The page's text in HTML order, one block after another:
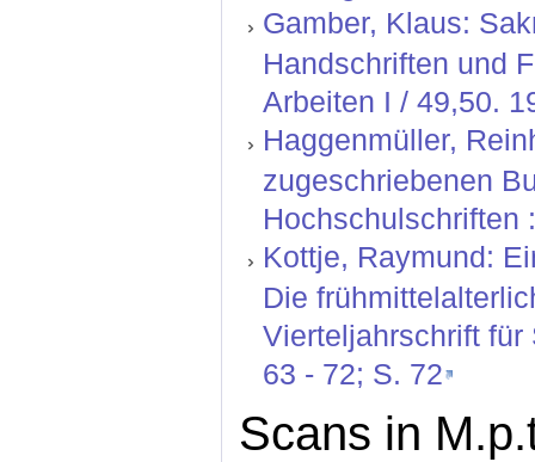
Gamber, Klaus:
Handschriften und
Arbeiten I / 49,50.
Haggenmüller,
zugeschriebenen
Hochschulschriften
Kottje, Raymund:
Die
Vierteljahrschrift für
63 - 72; S. 72
Scans in